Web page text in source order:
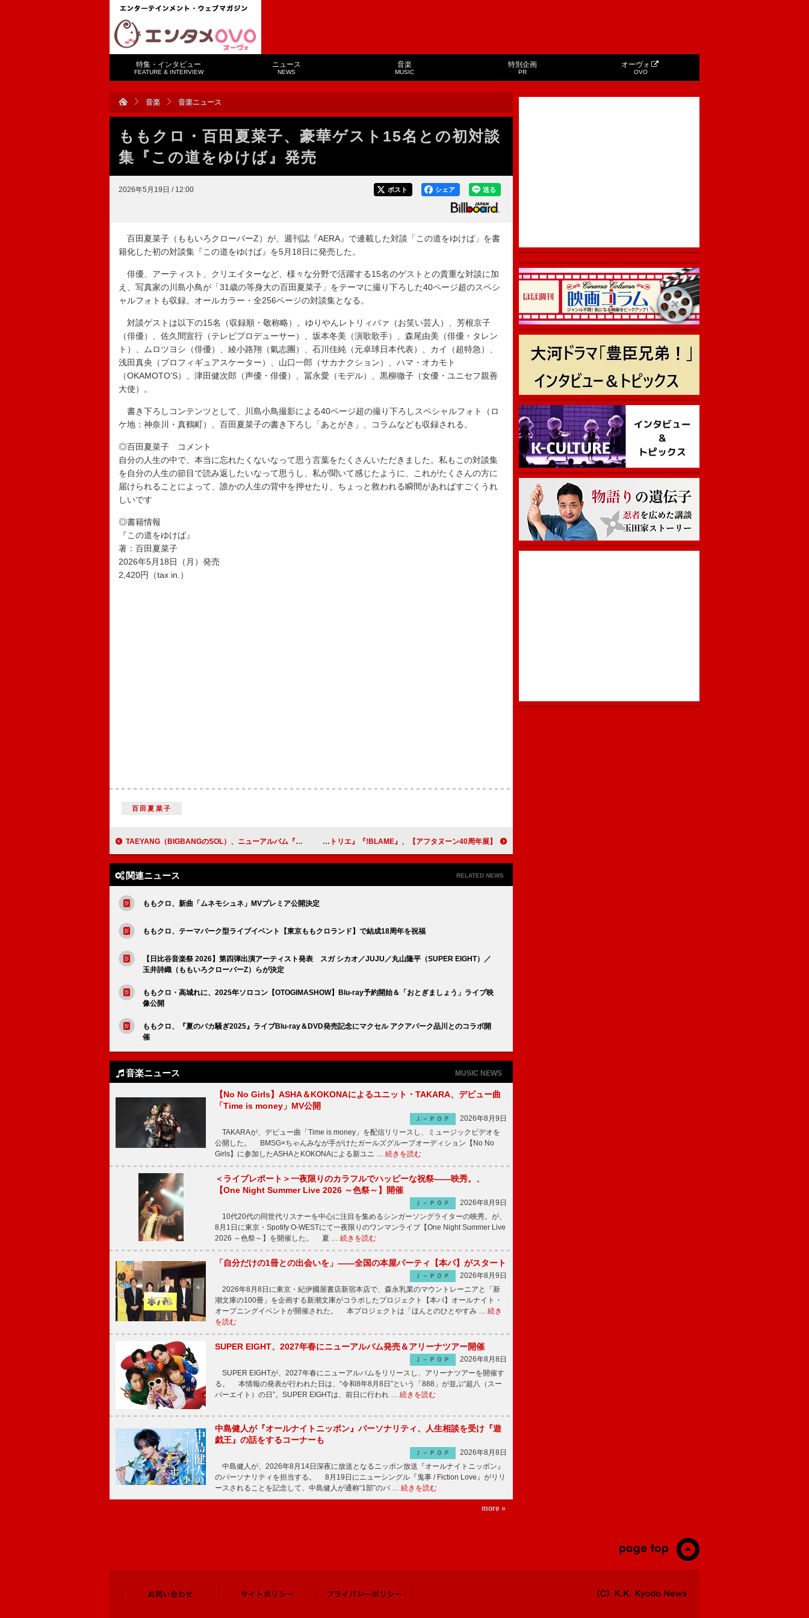
特集・インタビュー
FEATURE & INTERVIEW
ニュース
NEWS
音楽
MUSIC
特別企画
PR
オーヴォ
OVO
音楽 音楽ニュース
ももクロ・百田夏菜子、豪華ゲスト15名との初対談
集『この道をゆけば』発売
2026年5月19日 / 12:00 送る
シェア
ポスト
百田夏菜子（ももいろクローバーZ）が、週刊誌『AERA』で連載した対談「この道をゆけば」を書
籍化した初の対談集『この道をゆけば』を5月18日に発売した。
俳優、アーティスト、クリエイターなど、様々な分野で活躍する15名のゲストとの貴重な対談に加
え、写真家の川島小鳥が「31歳の等身大の百田夏菜子」をテーマに撮り下ろした40ページ超のスペシ
ャルフォトも収録。オールカラー・全256ページの対談集となる。
対談ゲストは以下の15名（収録順・敬称略）。ゆりやんレトリィバァ（お笑い芸人）、芳根京子
（俳優）、佐久間宣行（テレビプロデューサー）、坂本冬美（演歌歌手）、森尾由美（俳優・タレン
ト）、ムロツヨシ（俳優）、綾小路翔（氣志團）、石川佳純（元卓球日本代表）、カイ（超特急）、
浅田真央（プロフィギュアスケーター）、山口一郎（サカナクション）、ハマ・オカモト
（OKAMOTO’S）、津田健次郎（声優・俳優）、冨永愛（モデル）、黒柳徹子（女優・ユニセフ親善
大使）。
書き下ろしコンテンツとして、川島小鳥撮影による40ページ超の撮り下ろしスペシャルフォト（ロ
ケ地：神奈川・真鶴町）、百田夏菜子の書き下ろし「あとがき」、コラムなども収録される。
◎百田夏菜子 コメント
自分の人生の中で、本当に忘れたくないなって思う言葉をたくさんいただきました。私もこの対談集
を自分の人生の節目で読み返したいなって思うし、私が聞いて感じたように、これがたくさんの方に
届けられることによって、誰かの人生の背中を押せたり、ちょっと救われる瞬間があればすごくうれ
しいです
◎書籍情報
『この道をゆけば』
著：百田夏菜子
2026年5月18日（月）発売
2,420円（tax in.）
百田夏菜子
TAEYANG（BIGBANGのSOL）、ニューアルバム『QUINTESSENCE』リリース 【アフタヌーン40周年展】、『BLAME!』『ヒストリエ』『7人の眠り姫』など参加作品を追加発表 グッズ付入場券の特典や入場特典を初公開
関連ニュース RELATED NEWS
ももクロ、新曲「ムネモシュネ」MVプレミア公開決定
ももクロ、テーマパーク型ライブイベント【東京ももクロランド】で結成18周年を祝福
【日比谷音楽祭 2026】第四弾出演アーティスト発表 スガ シカオ／JUJU／丸山隆平（SUPER EIGHT）／
玉井詩織（ももいろクローバーZ）らが決定
ももクロ・高城れに、2025年ソロコン【OTOGIMASHOW】Blu-ray予約開始＆「おとぎましょう」ライブ映
像公開
ももクロ、『夏のバカ騒ぎ2025』ライブBlu-ray＆DVD発売記念にマクセル アクアパーク品川とのコラボ開
催
音楽ニュース MUSIC NEWS
【No No Girls】ASHA＆KOKONAによるユニット・TAKARA、デビュー曲
「Time is money」MV公開
Ｊ－ＰＯＰ
2026年8月9日
TAKARAが、デビュー曲「Time is money」を配信リリースし、ミュージックビデオを
公開した。 BMSG×ちゃんみなが手がけたガールズグループオーディション【No No
Girls】に参加したASHAとKOKONAによる新ユニ … 続きを読む
＜ライブレポート＞一夜限りのカラフルでハッピーな祝祭――映秀。、
【One Night Summer Live 2026 ～色祭～】開催
Ｊ－ＰＯＰ
2026年8月9日
10代20代の同世代リスナーを中心に注目を集めるシンガーソングライターの映秀。が、
8月1日に東京・Spotify O-WESTにて一夜限りのワンマンライブ【One Night Summer Live
2026 ～色祭～】を開催した。 夏 … 続きを読む
「自分だけの1冊との出会いを」――全国の本屋パーティ【本パ】がスタート
Ｊ－ＰＯＰ
2026年8月9日
2026年8月8日に東京・紀伊國屋書店新宿本店で、森永乳業のマウントレーニアと「新
潮文庫の100冊」を企画する新潮文庫がコラボしたプロジェクト【本パ】オールナイト・
オープニングイベントが開催された。 本プロジェクトは「ほんとのひとやすみ … 続き
を読む
SUPER EIGHT、2027年春にニューアルバム発売＆アリーナツアー開催
Ｊ－ＰＯＰ
2026年8月8日
SUPER EIGHTが、2027年春にニューアルバムをリリースし、アリーナツアーを開催す
る。 本情報の発表が行われた日は、“令和8年8月8日”という「888」が並ぶ“超八（スー
パーエイト）の日”。SUPER EIGHTは、前日に行われ … 続きを読む
中島健人が『オールナイトニッポン』パーソナリティ、人生相談を受け『遊
戯王』の話をするコーナーも
Ｊ－ＰＯＰ
2026年8月8日
中島健人が、2026年8月14日深夜に放送となるニッポン放送『オールナイトニッポン』
のパーソナリティを担当する。 8月19日にニューシングル『鬼事 / Fiction Love』がリリ
ースされることを記念して、中島健人が通称“1部”のパ … 続きを読む
more »